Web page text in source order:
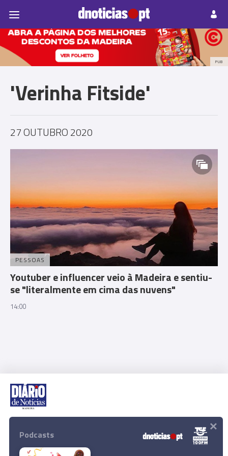
Prazeres Paisagens
PUB
'Verinha Fitside'
27 OUTUBRO 2020
PESSOAS
Youtuber e influencer veio à Madeira e sentiu-
se "literalmente em cima das nuvens"
14:00
Rua Dr. Fernão de Ornelas, 56 - 3º
291 202 300
Podcasts ×